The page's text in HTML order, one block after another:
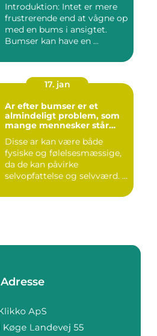
Introduktion: Intet er mere
frustrerende end at vågne op
med en bums i ansigtet.
Bumser kan have en ...
17. jan
Ar efter bumser er et
almindeligt problem, som
mange mennesker står
Disse ar kan være både
fysiske og følelsesmæssige,
da de kan påvirke
selvopfattelse og selvværd. I
Adresse